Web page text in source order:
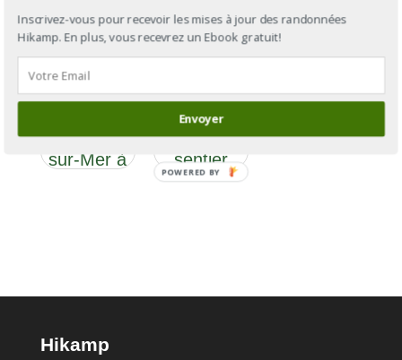
GR®34
section 11 :
Camaret-
sur-Mer à
la
Bretagne
par le
sentier
des
Hikamp
Inscrivez-vous pour recevoir les mises à jour des randonnées
Hikamp. En plus, vous recevrez un Ebook gratuit!
Envoyer
POWERED BY